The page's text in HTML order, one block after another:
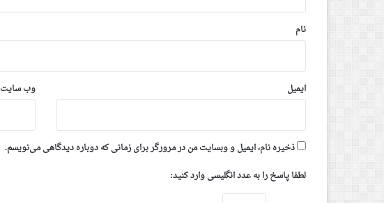
نام
ایمیل وب‌ سایت
ذخیره نام، ایمیل و وبسایت من در مرورگر برای زمانی که دوباره دیدگاهی می‌نویسم.
لطفا پاسخ را به عدد انگلیسی وارد کنید: